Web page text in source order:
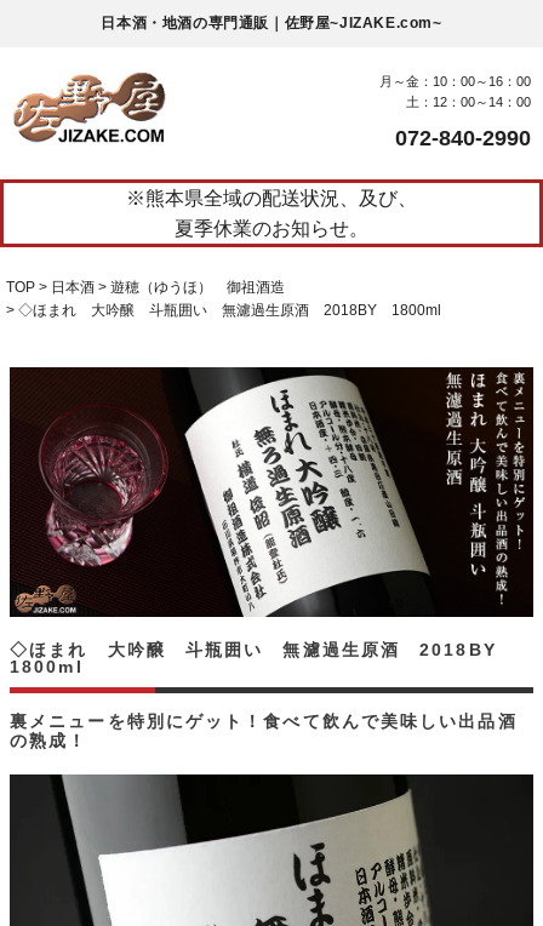
日本酒・地酒の専門通販｜佐野屋~JIZAKE.com~
月～金：10：00～16：00
土：12：00～14：00
072-840-2990
※熊本県全域の配送状況、及び、
夏季休業のお知らせ。
TOP 日本酒
遊穂（ゆうほ） 御祖酒造
◇ほまれ 大吟醸 斗瓶囲い 無濾過生原酒 2018BY 1800ml
裏メニューを特別にゲット！食べて飲んで美味しい出品酒
の熟成！
◇ほまれ 大吟醸 斗瓶囲い 無濾過生原酒 2018BY
1800ml